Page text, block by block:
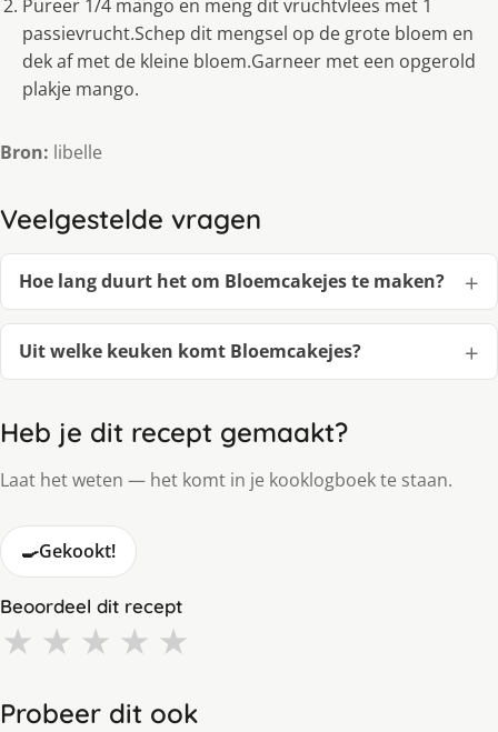
Pureer 1/4 mango en meng dit vruchtvlees met 1
passievrucht.Schep dit mengsel op de grote bloem en
dek af met de kleine bloem.Garneer met een opgerold
plakje mango.
Bron: libelle
Veelgestelde vragen
Hoe lang duurt het om Bloemcakejes te maken?
Uit welke keuken komt Bloemcakejes?
Heb je dit recept gemaakt?
Laat het weten — het komt in je kooklogboek te staan.
🍳Gekookt!
Beoordeel dit recept
★ ★ ★ ★ ★
Probeer dit ook